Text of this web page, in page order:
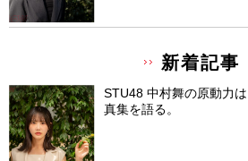
新着記事
STU48 中村舞の原動力
真集を語る。